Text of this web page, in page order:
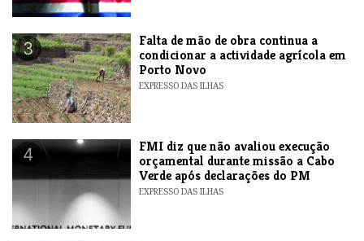
3
Falta de mão de obra continua a
condicionar a actividade agrícola em
Porto Novo
EXPRESSO DAS ILHAS
4
FMI diz que não avaliou execução
orçamental durante missão a Cabo
Verde após declarações do PM
EXPRESSO DAS ILHAS